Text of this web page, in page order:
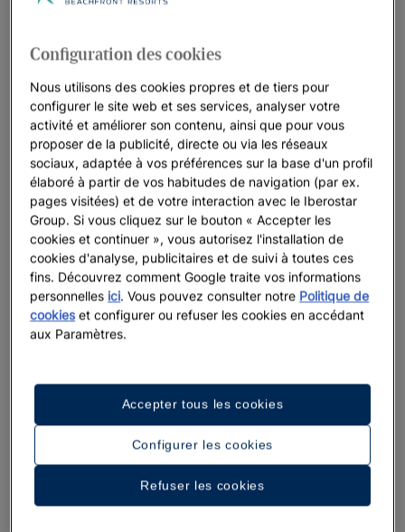
Une promenade dans l’hôtel
Voir 29 photos et vidéos
Configuration des cookies
Nous utilisons des cookies propres et de tiers pour
configurer le site web et ses services, analyser votre
activité et améliorer son contenu, ainsi que pour vous
proposer de la publicité, directe ou via les réseaux
sociaux, adaptée à vos préférences sur la base d'un profil
élaboré à partir de vos habitudes de navigation (par ex.
pages visitées) et de votre interaction avec le Iberostar
Group. Si vous cliquez sur le bouton « Accepter les
cookies et continuer », vous autorisez l'installation de
cookies d'analyse, publicitaires et de suivi à toutes ces
fins. Découvrez comment Google traite vos informations
personnelles ici. Vous pouvez consulter notre Politique de
cookies et configurer ou refuser les cookies en accédant
aux Paramètres.
Configurer les cookies
Refuser les cookies
Accepter tous les cookies